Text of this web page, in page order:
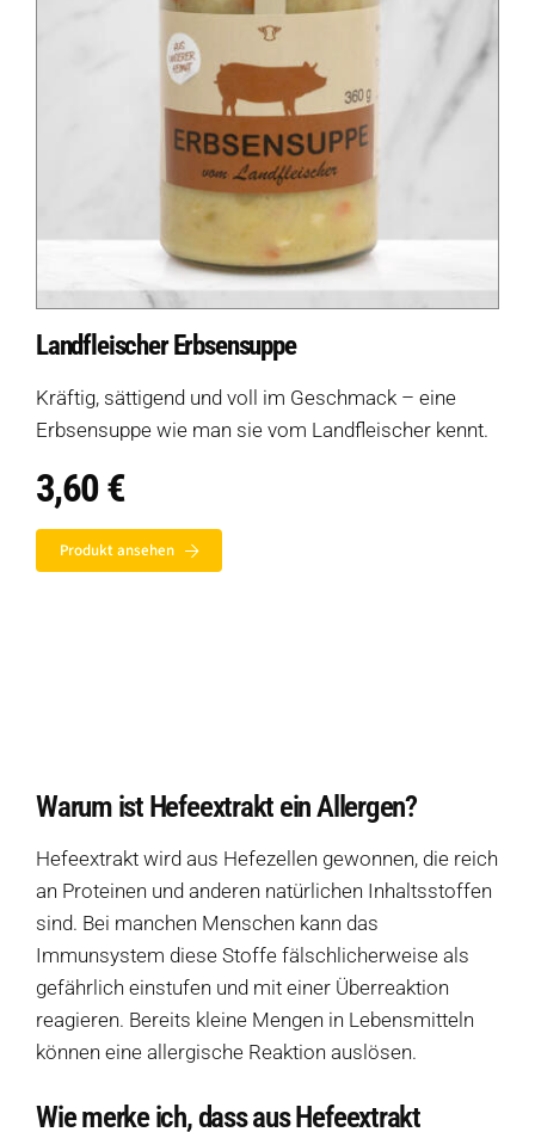
Landfleischer Erbsensuppe
Kräftig, sättigend und voll im Geschmack – eine
Erbsensuppe wie man sie vom Landfleischer kennt.
3,60€
Produkt ansehen
Warum ist Hefeextrakt ein Allergen?
Hefeextrakt wird aus Hefezellen gewonnen, die reich
an Proteinen und anderen natürlichen Inhaltsstoffen
sind. Bei manchen Menschen kann das
Immunsystem diese Stoffe fälschlicherweise als
gefährlich einstufen und mit einer Überreaktion
reagieren. Bereits kleine Mengen in Lebensmitteln
können eine allergische Reaktion auslösen.
Wie merke ich, dass aus Hefeextrakt
Welche Symptome entstehen durch Hefeextrakt?
Welche Produkte sollte ich meiden, wenn ich kein Hefeextrakt vertrage?
Wie wird Hefeextrakt in Zutatenlisten noch bezeichnet?
Welche allergiefreien Alternativen ersetzen Hefeextrakt?
Quellen